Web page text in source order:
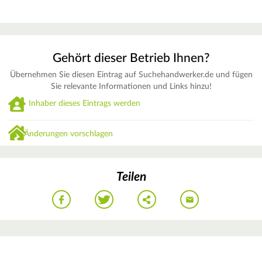
Gehört dieser Betrieb Ihnen?
Übernehmen Sie diesen Eintrag auf Suchehandwerker.de und fügen
Sie relevante Informationen und Links hinzu!
Inhaber dieses Eintrags werden
Änderungen vorschlagen
Teilen